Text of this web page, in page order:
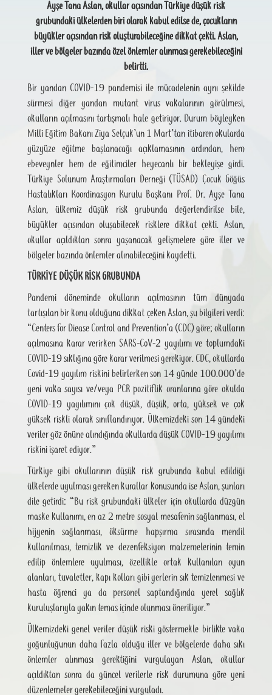
Ayşe Tana Aslan, okullar açısından Türkiye düşük risk
grubundaki ülkelerden biri olarak kabul edilse de, çocukların
büyükler açısından risk oluşturabileceğine dikkat çekti. Aslan,
iller ve bölgeler bazında özel önlemler alınması gerekebileceğini
belirtti.
Bir yandan COVID-19 pandemisi ile mücadelenin aynı şekilde
sürmesi diğer yandan mutant virus vakalarının görülmesi,
okulların açılmasını tartışmalı hale getiriyor. Durum böyleyken
Milli Eğitim Bakanı Ziya Selçuk’un 1 Mart’tan itibaren okularda
yüzyüze eğitme başlanacağı açıklamasının ardından, hem
ebeveynler hem de eğitimciler heyecanlı bir bekleyişe girdi.
Türkiye Solunum Araştırmaları Derneği (TÜSAD) Çocuk Göğüs
Hastalıkları Koordinasyon Kurulu Başkanı Prof. Dr. Ayşe Tana
Aslan, ülkemiz düşük risk grubunda değerlendirilse bile,
büyükler açısından oluşabilecek risklere dikkat çekti. Aslan,
okullar açıldıktan sonra yaşanacak gelişmelere göre iller ve
bölgeler bazında önlemler alınabileceğini kaydetti.
TÜRKİYE DÜŞÜK RİSK GRUBUNDA
Pandemi döneminde okulların açılmasının tüm dünyada
tartışılan bir konu olduğuna dikkat çeken Aslan, şu bilgileri verdi:
“Centers for Diease Control and Prevention’a (CDC) göre; okulların
açılmasına karar verirken SARS-CoV-2 yayılımı ve toplumdaki
COVID-19 sıklığına göre karar verilmesi gerekiyor. CDC, okullarda
Covid-19 yayılım riskini belirlerken son 14 günde 100.000’de
yeni vaka sayısı ve/veya PCR pozitiflik oranlarına göre okulda
COVID-19 yayılımını çok düşük, düşük, orta, yüksek ve çok
yüksek riskli olarak sınıflandırıyor. Ülkemizdeki son 14 gündeki
veriler göz önüne alındığında okullarda düşük COVID-19 yayılımı
riskini işaret ediyor.”
Türkiye gibi okullarının düşük risk grubunda kabul edildiği
ülkelerde uyulması gereken kurallar konusunda ise Aslan, şunları
dile getirdi: “Bu risk grubundaki ülkeler için okullarda düzgün
maske kullanımı, en az 2 metre sosyal mesafenin sağlanması, el
hijyenin sağlanması, öksürme hapşırma sırasında mendil
kullanılması, temizlik ve dezenfeksiyon malzemelerinin temin
edilip önlemlere uyulması, özellikle ortak kullanılan oyun
alanları, tuvaletler, kapı kolları gibi yerlerin sık temizlenmesi ve
hasta öğrenci ya da personel saptandığında yerel sağlık
kuruluşlarıyla yakın temas içinde olunması öneriliyor.”
Ülkemizdeki genel veriler düşük riski göstermekle birlikte vaka
yoğunluğunun daha fazla olduğu iller ve bölgelerde daha sıkı
önlemler alınması gerektiğini vurgulayan Aslan, okullar
açıldıktan sonra da güncel verilerle risk durumuna göre yeni
düzenlemeler gerekebileceğini vurguladı.